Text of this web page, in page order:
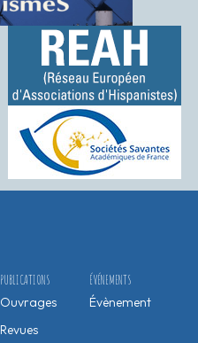
ÉVÉNEMENTS
Évènement
PUBLICATIONS
Ouvrages
Revues